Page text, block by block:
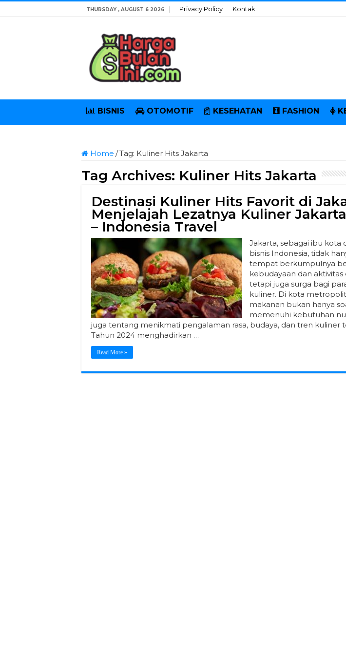
THURSDAY , AUGUST 6 2026 Privacy Policy Kontak
BISNIS OTOMOTIF KESEHATAN FASHION
Home /Tag: Kuliner Hits Jakarta
Tag Archives: Kuliner Hits Jakarta
Destinasi Kuliner Hits Favorit di
Menjelajah Lezatnya Kuliner
– Indonesia Travel
Jakarta, sebagai ibu kota
bisnis Indonesia, tidak
tempat berkumpulnya
kebudayaan dan aktivitas
tetapi juga surga bagi
kuliner. Di kota
makanan bukan hanya
memenuhi kebutuhan
juga tentang menikmati pengalaman rasa, budaya, dan tren kuliner
Tahun 2024 menghadirkan …
Read More »